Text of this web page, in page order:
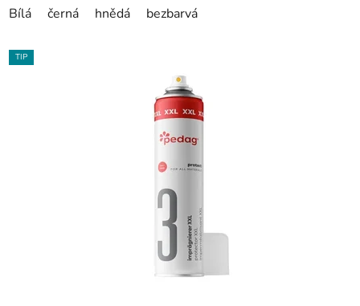
Bílá černá hnědá bezbarvá
TIP